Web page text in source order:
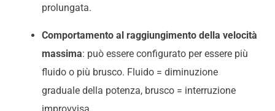
prolungata.
Comportamento al raggiungimento della velocità
massima: può essere configurato per essere più
fluido o più brusco. Fluido = diminuzione
graduale della potenza, brusco = interruzione
improvvisa.